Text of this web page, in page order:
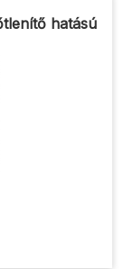
hatású